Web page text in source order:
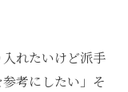
入れたいけど派手
考にしたい」そ